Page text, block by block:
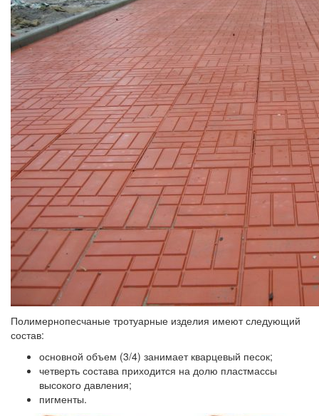
Полимернопесчаные тротуарные изделия имеют следующий
состав:
основной объем (3/4) занимает кварцевый песок;
четверть состава приходится на долю пластмассы
высокого давления;
пигменты.